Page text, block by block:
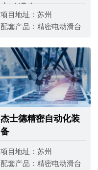
项目地址： 苏州
配套产品： 精密电动滑台
杰士德精密自动化装
备
项目地址： 苏州
配套产品： 精密电动滑台